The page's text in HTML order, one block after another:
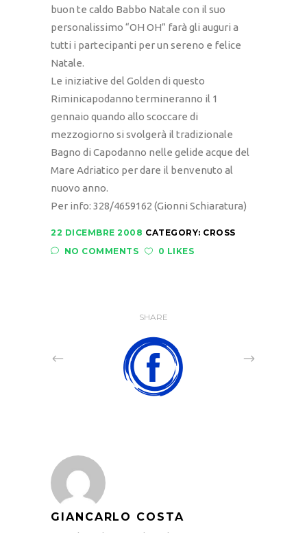
buon te caldo Babbo Natale con il suo
personalissimo “OH OH” farà gli auguri a
tutti i partecipanti per un sereno e felice
Natale.
Le iniziative del Golden di questo
Riminicapodanno termineranno il 1
gennaio quando allo scoccare di
mezzogiorno si svolgerà il tradizionale
Bagno di Capodanno nelle gelide acque del
Mare Adriatico per dare il benvenuto al
nuovo anno.
Per info: 328/4659162 (Gionni Schiaratura)
22 DICEMBRE 2008 CATEGORY: CROSS
NO COMMENTS
0 LIKES
SHARE
GIANCARLO COSTA